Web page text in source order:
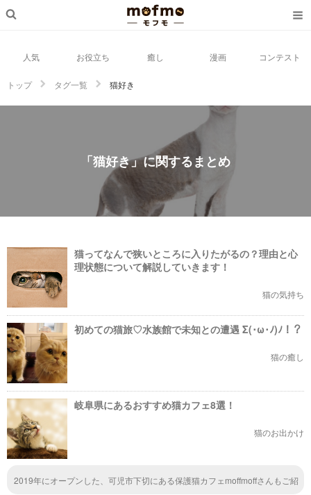
人気 お役立ち 癒し 漫画 コンテスト
トップ タグ一覧 猫好き
「猫好き」に関するまとめ
猫ってなんで狭いところに入りたがるの？理由と心
理状態について解説していきます！
猫の気持ち
初めての猫旅♡水族館で未知との遭遇 Σ(･ω･ﾉ)ﾉ！？
猫の癒し
岐阜県にあるおすすめ猫カフェ8選！
猫のお出かけ
2019年にオープンした、可児市下切にある保護猫カフェmoffmoffさんもご紹